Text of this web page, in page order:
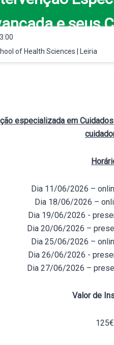
e seus
of Health Sciences | Leiria
especializada em
Dia 11/06/2026 –
Dia 18/06/2026 –
Dia 19/06/2026 -
Dia 20/06/2026 –
Dia 25/06/2026 –
Dia 26/06/2026 -
Dia 27/06/2026 –
Valor de
125€